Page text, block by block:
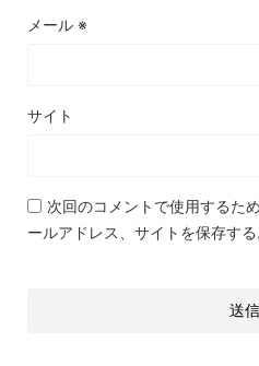
メール ※
サイト
次回のコメントで使用するた
ールアドレス、サイトを保存する